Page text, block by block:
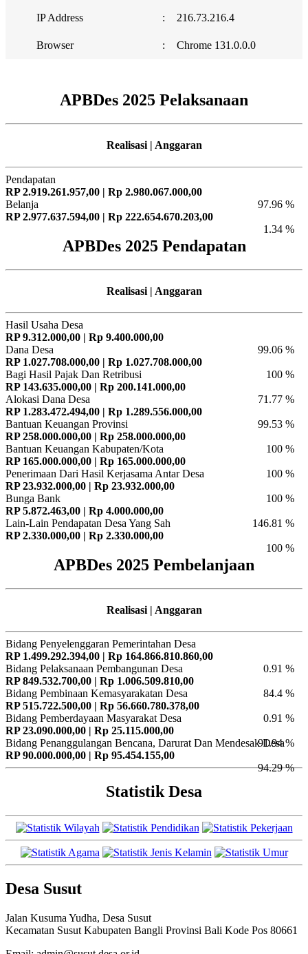
IP Address : 216.73.216.4
Browser : Chrome 131.0.0.0
APBDes 2025 Pelaksanaan
Realisasi | Anggaran
Pendapatan
RP 2.919.261.957,00 | Rp 2.980.067.000,00
97.96 %
Belanja
RP 2.977.637.594,00 | Rp 222.654.670.203,00
1.34 %
APBDes 2025 Pendapatan
Realisasi | Anggaran
Hasil Usaha Desa
RP 9.312.000,00 | Rp 9.400.000,00
99.06 %
Dana Desa
RP 1.027.708.000,00 | Rp 1.027.708.000,00
100 %
Bagi Hasil Pajak Dan Retribusi
RP 143.635.000,00 | Rp 200.141.000,00
71.77 %
Alokasi Dana Desa
RP 1.283.472.494,00 | Rp 1.289.556.000,00
99.53 %
Bantuan Keuangan Provinsi
RP 258.000.000,00 | Rp 258.000.000,00
100 %
Bantuan Keuangan Kabupaten/Kota
RP 165.000.000,00 | Rp 165.000.000,00
100 %
Penerimaan Dari Hasil Kerjasama Antar Desa
RP 23.932.000,00 | Rp 23.932.000,00
100 %
Bunga Bank
RP 5.872.463,00 | Rp 4.000.000,00
146.81 %
Lain-Lain Pendapatan Desa Yang Sah
RP 2.330.000,00 | Rp 2.330.000,00
100 %
APBDes 2025 Pembelanjaan
Realisasi | Anggaran
Bidang Penyelenggaran Pemerintahan Desa
RP 1.499.292.394,00 | Rp 164.866.810.860,00
0.91 %
Bidang Pelaksanaan Pembangunan Desa
RP 849.532.700,00 | Rp 1.006.509.810,00
84.4 %
Bidang Pembinaan Kemasyarakatan Desa
RP 515.722.500,00 | Rp 56.660.780.378,00
0.91 %
Bidang Pemberdayaan Masyarakat Desa
RP 23.090.000,00 | Rp 25.115.000,00
91.94 %
Bidang Penanggulangan Bencana, Darurat Dan Mendesak Desa
RP 90.000.000,00 | Rp 95.454.155,00
94.29 %
Statistik Desa
Desa Susut
Jalan Kusuma Yudha, Desa Susut
Kecamatan Susut Kabupaten Bangli Provinsi Bali Kode Pos 80661